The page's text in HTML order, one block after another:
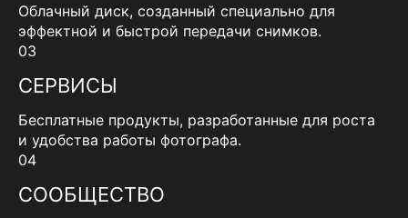
Облачный диск, созданный специально для
эффектной и быстрой передачи снимков.
03
СЕРВИСЫ
Бесплатные продукты, разработанные для роста
и удобства работы фотографа.
04
СООБЩЕСТВО